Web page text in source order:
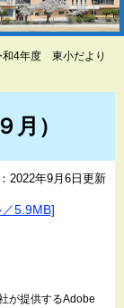
和4年度 東小だより
）
2022年9月6日更新
5.9MB]
が提供するAdobe